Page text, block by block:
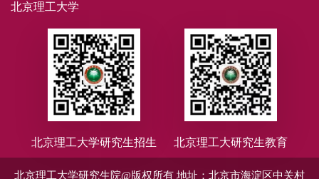
北京理工大学
北京理工大学研究生招生 北京理工大研究生教育
北京理工大学研究生院@版权所有 地址：北京市海淀区中关村